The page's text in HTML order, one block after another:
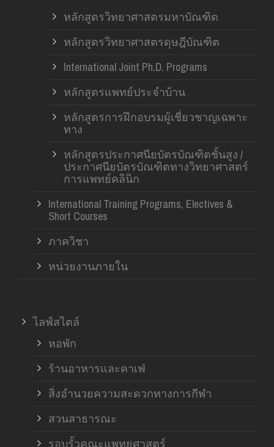
หลักสูตรวิทยาศาสตรมหาบัณฑิต
หลักสูตรวิทยาศาสตรดุษฎีบัณฑิต
International Joint Ph.D. Programs
หลักสูตรแพทย์ประจำบ้าน
หลักสูตรการฝึกอบรมผู้เชี่ยวชาญเฉพาะ
ทาง
หลักสูตรประกาศนียบัตรบัณฑิตชั้นสูง /
ประกาศนียบัตรบัณฑิตทางวิทยาศาสตร์
การแพทย์คลินิก
International Training Programs, Electives &
Short Courses
ภาควิชา
หน่วยงานภายใน
ไลฟ์สไตล์
หอพัก
ร้านอาหารและคาเฟ่
สิ่งอำนวยความสะดวกทางการกีฬา
สวนสาธารณะ
รอบรั้วคณะแพทยศาสตร์